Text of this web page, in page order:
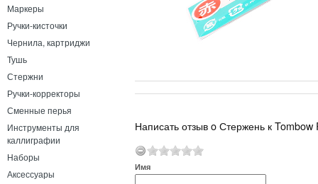
Маркеры
Ручки-кисточки
Чернила, картриджи
Тушь
Стержни
Ручки-корректоры
Сменные перья
Инструменты для
каллиграфии
Наборы
Аксессуары
Написать отзыв o Стержень к
Имя